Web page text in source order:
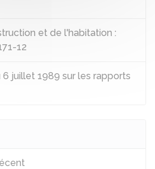
et de l'habitation :
12
6 juillet 1989 sur les rapports